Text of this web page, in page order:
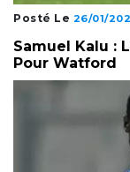
Posté Le 26/01/
Samuel Kalu :
Pour Watford